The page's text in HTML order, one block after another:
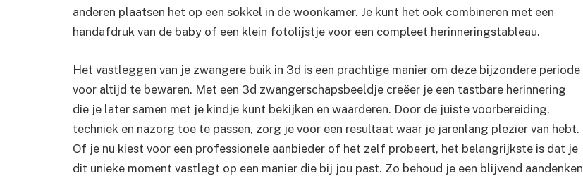
anderen plaatsen het op een sokkel in de woonkamer. Je kunt het ook combineren met een
handafdruk van de baby of een klein fotolijstje voor een compleet herinneringstableau.
Het vastleggen van je zwangere buik in 3d is een prachtige manier om deze bijzondere periode
voor altijd te bewaren. Met een 3d zwangerschapsbeeldje creëer je een tastbare herinnering
die je later samen met je kindje kunt bekijken en waarderen. Door de juiste voorbereiding,
techniek en nazorg toe te passen, zorg je voor een resultaat waar je jarenlang plezier van hebt.
Of je nu kiest voor een professionele aanbieder of het zelf probeert, het belangrijkste is dat je
dit unieke moment vastlegt op een manier die bij jou past. Zo behoud je een blijvend aandenken